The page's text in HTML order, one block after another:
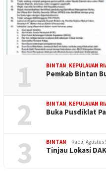
1 BINTAN, KEPULAUAN
Pemkab Bintan
2 BINTAN, KEPULAUAN
Buka Pusdiklat
3 BINTAN Rabu, Agustus
Tinjau Lokasi